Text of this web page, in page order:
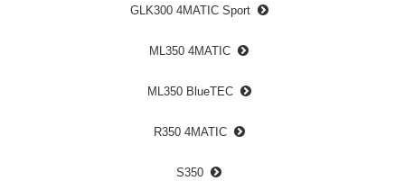
GLK300 4MATIC Sport
ML350 4MATIC
ML350 BlueTEC
R350 4MATIC
S350